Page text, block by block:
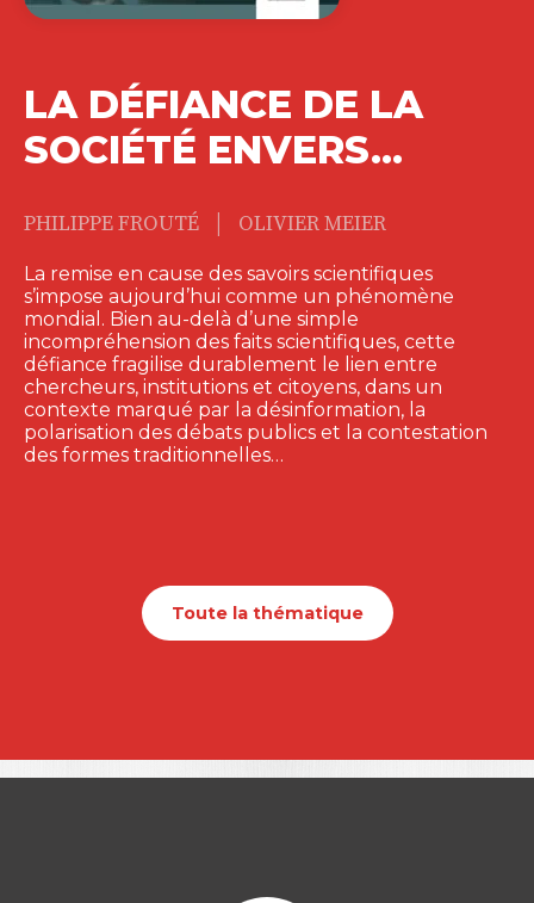
LA DÉFIANCE DE LA
SOCIÉTÉ ENVERS…
PHILIPPE FROUTÉ | OLIVIER MEIER
La remise en cause des savoirs scientifiques
s’impose aujourd’hui comme un phénomène
mondial. Bien au-delà d’une simple
incompréhension des faits scientifiques, cette
défiance fragilise durablement le lien entre
chercheurs, institutions et citoyens, dans un
contexte marqué par la désinformation, la
polarisation des débats publics et la contestation
des formes traditionnelles…
Toute la thématique